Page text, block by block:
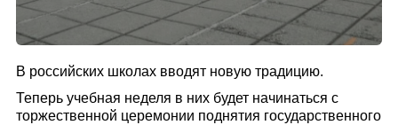
В российских школах вводят новую традицию.
Теперь учебная неделя в них будет начинаться с
торжественной церемонии поднятия государственного